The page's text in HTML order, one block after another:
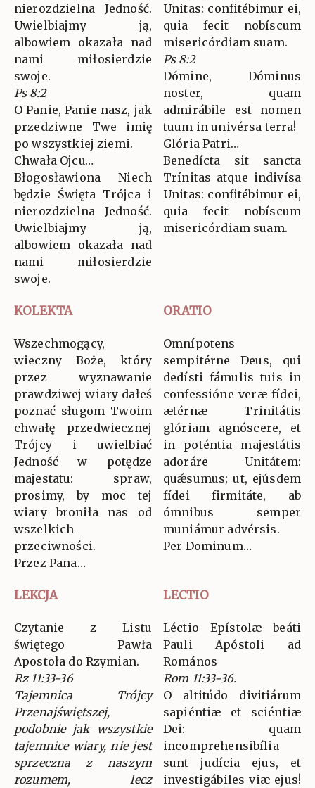
nierozdzielna Jedność.
Uwielbiajmy ją,
albowiem okazała nad
nami miłosierdzie
swoje.
Ps 8:2
O Panie, Panie nasz, jak
przedziwne Twe imię
po wszystkiej ziemi.
Chwała Ojcu…
Błogosławiona Niech
będzie Święta Trójca i
nierozdzielna Jedność.
Uwielbiajmy ją,
albowiem okazała nad
nami miłosierdzie
swoje.
Unitas: confitébimur ei,
quia fecit nobíscum
misericórdiam suam.
Ps 8:2
Dómine, Dóminus
noster, quam
admirábile est nomen
tuum in univérsa terra!
Glória Patri…
Benedícta sit sancta
Trínitas atque indivísa
Unitas: confitébimur ei,
quia fecit nobíscum
misericórdiam suam.
KOLEKTA ORATIO
Wszechmogący,
wieczny Boże, który
przez wyznawanie
prawdziwej wiary dałeś
poznać sługom Twoim
chwałę przedwiecznej
Trójcy i uwielbiać
Jedność w potędze
majestatu: spraw,
prosimy, by moc tej
wiary broniła nas od
wszelkich
przeciwności.
Przez Pana…
Omnípotens
sempitérne Deus, qui
dedísti fámulis tuis in
confessióne veræ fídei,
ætérnæ Trinitátis
glóriam agnóscere, et
in poténtia majestátis
adoráre Unitátem:
quǽsumus; ut, ejúsdem
fídei firmitáte, ab
ómnibus semper
muniámur advérsis.
Per Dominum…
LEKCJA LECTIO
Czytanie z Listu
świętego Pawła
Apostoła do Rzymian.
Rz 11:33-36
Tajemnica Trójcy
Przenajświętszej,
podobnie jak wszystkie
tajemnice wiary, nie jest
sprzeczna z naszym
rozumem, lecz
Léctio Epístolæ beáti
Pauli Apóstoli ad
Romános
Rom 11:33-36.
O altitúdo divitiárum
sapiéntiæ et sciéntiæ
Dei: quam
incomprehensibília
sunt judícia ejus, et
investigábiles viæ ejus!